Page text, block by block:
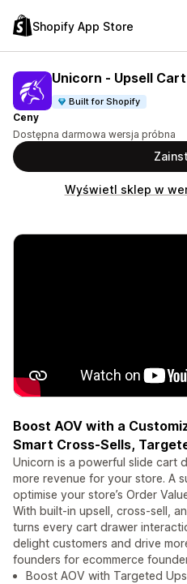
Shopify App Store
Unicorn ‑ Upsell
Built for Shopify
Ceny
Dostępna darmowa wersja próbna
Wyświetl sklep w
Boost AOV with a
Smart Cross-Sells,
Unicorn is a powerful slide cart
more revenue for your store. A
optimise your store’s Order
With built-in upsell, cross-sell,
turns every cart drawer
delight customers and drive
founders for ecommerce
Boost AOV with Targeted